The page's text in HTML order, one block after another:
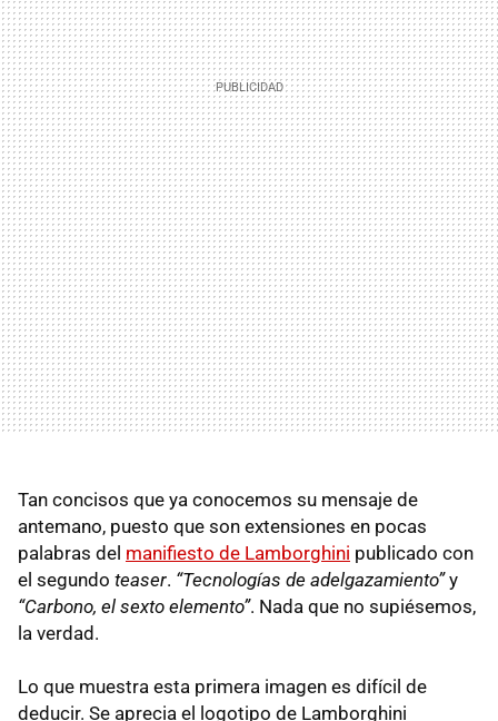
Tan concisos que ya conocemos su mensaje de
antemano, puesto que son extensiones en pocas
palabras del manifiesto de Lamborghini publicado con
el segundo teaser. “Tecnologías de adelgazamiento”y
“Carbono, el sexto elemento”. Nada que no supiésemos,
la verdad.
Lo que muestra esta primera imagen es difícil de
deducir. Se aprecia el logotipo de Lamborghini